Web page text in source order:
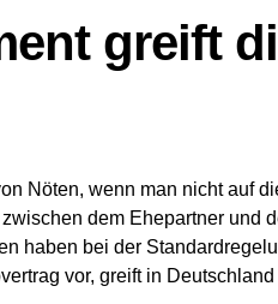
greift
Nöten, wenn man nicht auf
dem Ehepartner und
haben bei der
vor, greift in